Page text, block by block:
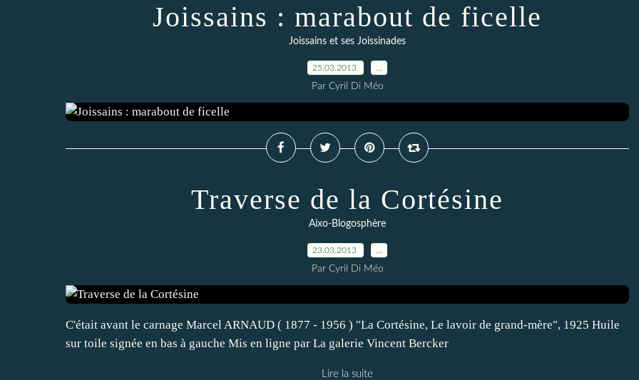
Joissains : marabout de ficelle
Joissains et ses Joissinades
25.03.2013
Par Cyril Di Méo
Traverse de la Cortésine
Aixo-Blogosphère
23.03.2013
Par Cyril Di Méo
C'était avant le carnage Marcel ARNAUD ( 1877 - 1956 ) "La Cortésine, Le lavoir de grand-mère", 1925 Huile
sur toile signée en bas à gauche Mis en ligne par La galerie Vincent Bercker
Lire la suite